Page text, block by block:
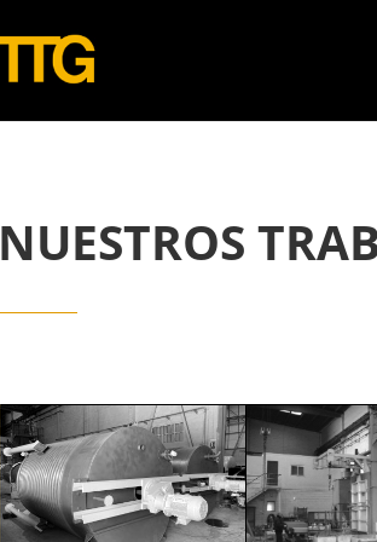
NUESTROS